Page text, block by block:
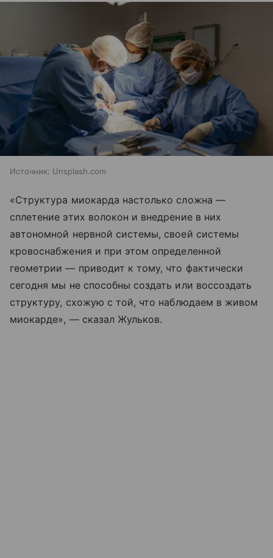
Источник: Unsplash.com
«Структура миокарда настолько сложна —
сплетение этих волокон и внедрение в них
автономной нервной системы, своей системы
кровоснабжения и при этом определенной
геометрии — приводит к тому, что фактически
сегодня мы не способны создать или воссоздать
структуру, схожую с той, что наблюдаем в живом
миокарде», — сказал Жульков.